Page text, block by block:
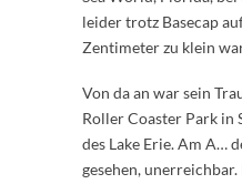
leider trotz Basecap
Zentimeter zu klein
Von da an war sein
Roller Coaster Park in
des Lake Erie. Am A…
gesehen,